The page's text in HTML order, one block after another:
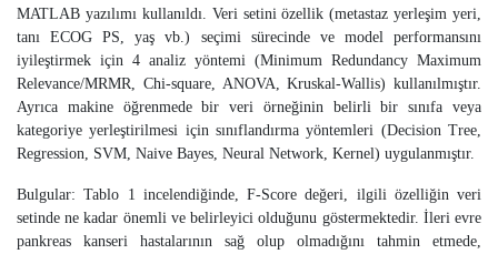
MATLAB yazılımı kullanıldı. Veri setini özellik (metastaz yerleşim yeri,
tanı ECOG PS, yaş vb.) seçimi sürecinde ve model performansını
iyileştirmek için 4 analiz yöntemi (Minimum Redundancy Maximum
Relevance/MRMR, Chi-square, ANOVA, Kruskal-Wallis) kullanılmıştır.
Ayrıca makine öğrenmede bir veri örneğinin belirli bir sınıfa veya
kategoriye yerleştirilmesi için sınıflandırma yöntemleri (Decision Tree,
Regression, SVM, Naive Bayes, Neural Network, Kernel) uygulanmıştır.
Bulgular: Tablo 1 incelendiğinde, F-Score değeri, ilgili özelliğin veri
setinde ne kadar önemli ve belirleyici olduğunu göstermektedir. İleri evre
pankreas kanseri hastalarının sağ olup olmadığını tahmin etmede,